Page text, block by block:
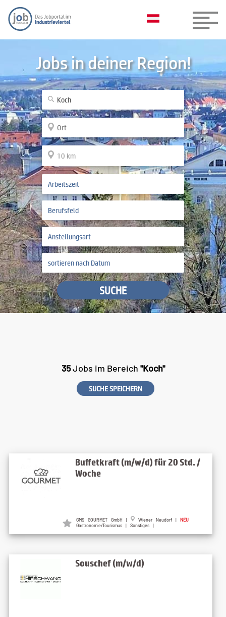
Jobs in deiner Region!
SUCHE
35Jobs im Bereich "Koch"
SUCHE SPEICHERN
Buffetkraft (m/w/d) für 20 Std. /
Woche
GMS GOURMET GmbH | Wiener Neudorf | NEU
Gastronomie/Tourismus | Sonstiges |
Souschef (m/w/d)